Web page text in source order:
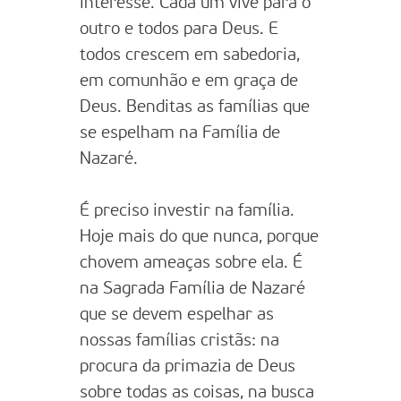
outro e todos para Deus. E
todos crescem em sabedoria,
em comunhão e em graça de
Deus. Benditas as famílias que
se espelham na Família de
Nazaré.
É preciso investir na família.
Hoje mais do que nunca, porque
chovem ameaças sobre ela. É
na Sagrada Família de Nazaré
que se devem espelhar as
nossas famílias cristãs: na
procura da primazia de Deus
sobre todas as coisas, na busca